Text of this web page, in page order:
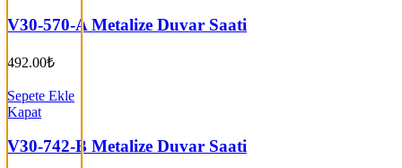
V30-570-A Metalize Duvar Saati
492.00₺
Sepete Ekle
Kapat
V30-742-B Metalize Duvar Saati